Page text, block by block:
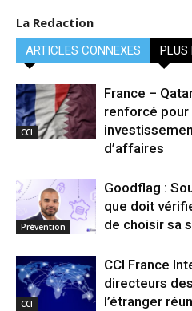
La Redaction
ARTICLES CONNEXES PLUS
CCI
France –
renforcé
d’affaires
Prévention
Goodflag :
que doit
de choisir sa
CCI
CCI France
directeurs
l’étranger